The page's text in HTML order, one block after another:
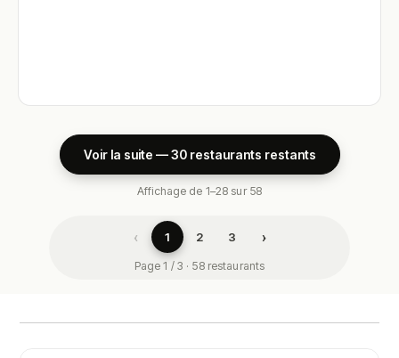
Voir la suite — 30 restaurants restants
Affichage de 1–28 sur 58
‹ 1 2 3 ›
Page 1 / 3 · 58 restaurants